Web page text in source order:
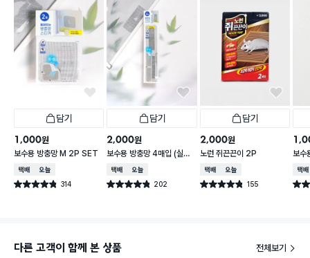
담기
1,000원
보수용 방충망 M 2P SET
택배배송오늘배송
별점 4.8점 314
건 작성
담기
2,000원
보수용 방충망 4매입 (실속
형)
택배배송오늘배송
별점 4.8점 202
건 작성
담기
2,000원
노런 쥐끈끈이 2P
택배배송오늘배송
별점 4.8점 155
건 작성
보수
cm
택배
별점
다른 고객이 함께 본 상품 전체보기